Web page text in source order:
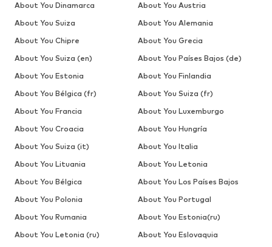
About You Dinamarca
About You Austria
About You Suiza
About You Alemania
About You Chipre
About You Grecia
About You Suiza (en)
About You Países Bajos (de)
About You Estonia
About You Finlandia
About You Bélgica (fr)
About You Suiza (fr)
About You Francia
About You Luxemburgo
About You Croacia
About You Hungría
About You Suiza (it)
About You Italia
About You Lituania
About You Letonia
About You Bélgica
About You Los Países Bajos
About You Polonia
About You Portugal
About You Rumania
About You Estonia(ru)
About You Letonia (ru)
About You Eslovaquia